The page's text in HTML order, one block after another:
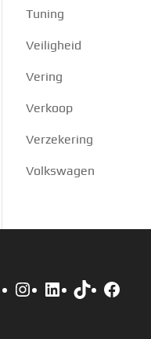
Tuning
Veiligheid
Vering
Verkoop
Verzekering
Volkswagen
Instagram
LinkedIn
TikTok